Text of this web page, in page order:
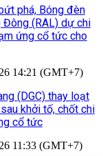
phá, Bóng đèn
Đông (RAL) dự chi
ứng cổ tức cho
14:21 (GMT+7)
(DGC) thay loạt
khởi tố, chốt chi
cổ tức
11:33 (GMT+7)